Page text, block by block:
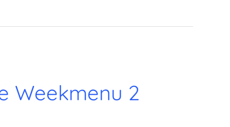
Weekmenu 2